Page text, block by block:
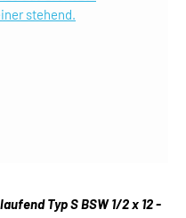
Typ S BSW 1/2 x 12 -